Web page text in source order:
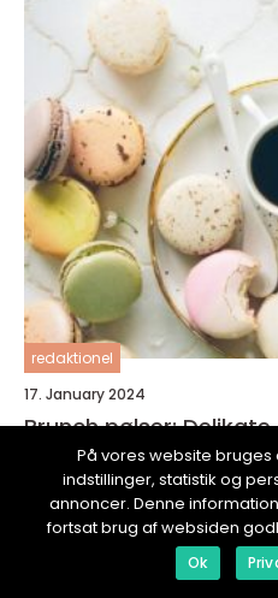
redaktionel
17. January 2024
Brunch pølser:
tilføjelse til din brunch
På vores website bruges
indstillinger, statistik og
annoncer. Denne
fortsat brug af websiden
Ok